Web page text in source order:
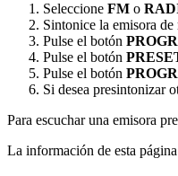
Seleccione FM o
Sintonice la emisora de
Pulse el botón
Pulse el botón
Pulse el botón
Si desea presintonizar
Para escuchar una emisora
La información de esta